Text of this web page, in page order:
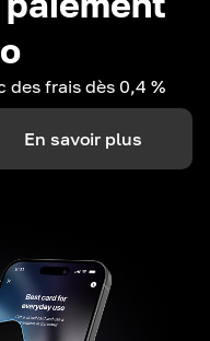
des frais dès 0,4 %
En savoir plus